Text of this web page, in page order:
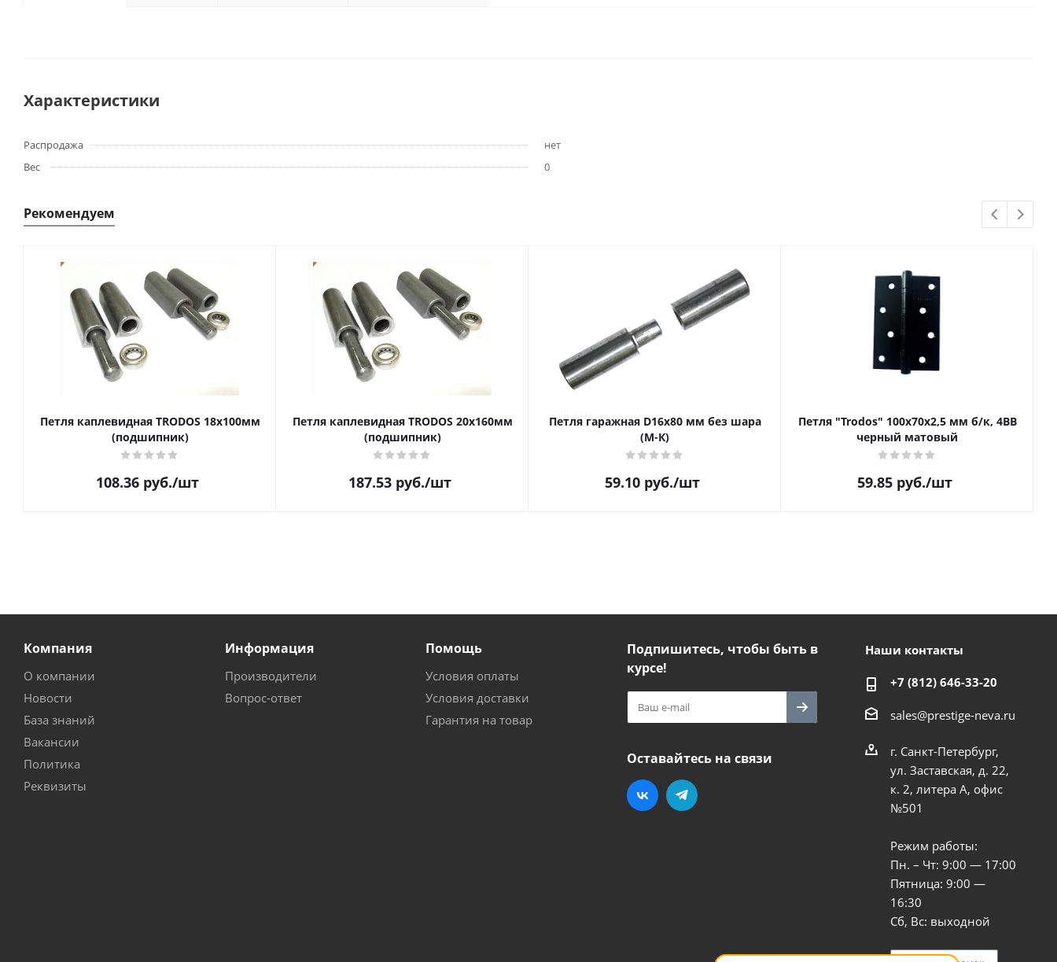
Характеристики
Распродажа
нет
Вес
0
Рекомендуем
Петля каплевидная TRODOS 18х100мм
(подшипник)
108.36руб./шт
Петля каплевидная TRODOS 20х160мм
(подшипник)
187.53руб./шт
Петля гаражная D16х80 мм без шара
(М-К)
59.10руб./шт
Петля "Trodos" 100х70х2,5 мм б/к, 4BB
черный матовый
59.85руб./шт
Компания
О компании
Новости
База знаний
Вакансии
Политика
Реквизиты
Информация
Производители
Вопрос-ответ
Помощь
Условия оплаты
Условия доставки
Гарантия на товар
Подпишитесь, чтобы быть в
курсе!
Оставайтесь на связи
Наши контакты
+7 (812) 646-33-20
sales@prestige-neva.ru
г. Санкт-Петербург,
ул. Заставская, д. 22,
к. 2, литера А, офис
№501
Режим работы:
Пн. – Чт: 9:00 — 17:00
Пятница: 9:00 —
16:30
Сб, Вс: выходной